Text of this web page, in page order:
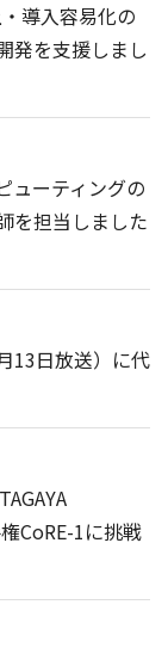
導入容易化の
発を支援しまし
ューティングの
を担当しました
13日放送）に代
CoRE-1に挑戦